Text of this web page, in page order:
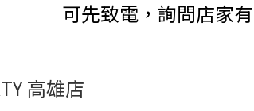
可先致電，詢問店家
高雄店